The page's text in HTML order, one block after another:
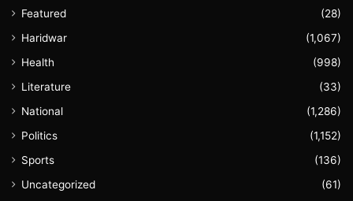
Featured
(28)
Haridwar
(1,067)
Health
(998)
Literature
(33)
National
(1,286)
Politics
(1,152)
Sports
(136)
Uncategorized
(61)